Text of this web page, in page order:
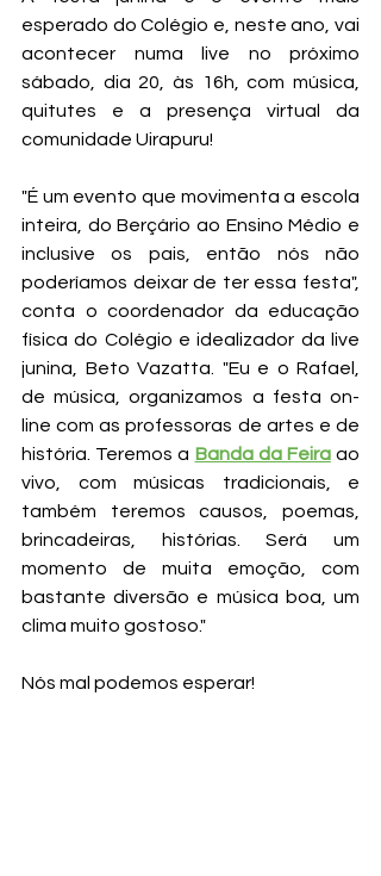
esperado do Colégio e, neste ano, vai
acontecer numa live no próximo
sábado, dia 20, às 16h, com música,
quitutes e a presença virtual da
comunidade Uirapuru!
"É um evento que movimenta a escola
inteira, do Berçário ao Ensino Médio e
inclusive os pais, então nós não
poderíamos deixar de ter essa festa",
conta o coordenador da educação
física do Colégio e idealizador da live
junina, Beto Vazatta. "Eu e o Rafael,
de música, organizamos a festa on-
line com as professoras de artes e de
história. Teremos a Banda da Feira ao
vivo, com músicas tradicionais, e
também teremos causos, poemas,
brincadeiras, histórias. Será um
momento de muita emoção, com
bastante diversão e música boa, um
clima muito gostoso."
Nós mal podemos esperar!